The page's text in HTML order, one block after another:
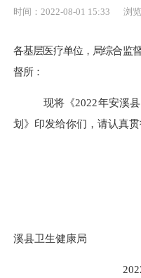
时间：2022-08-01 15:33 浏
各基层医疗单位，局综合监
督所：
现将《2022年安溪
划 》印发给你们，请认真
溪县卫生健康局